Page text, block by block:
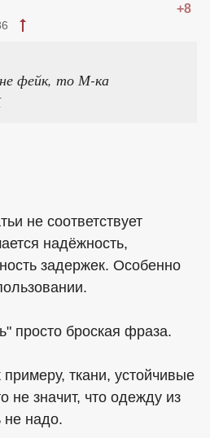
+8
фейк, то М-ка
не соответствует
надёжность,
задержек. Особенно
просто броская фраза.
ткани, устойчивые
не значит, что одежду из
не надо.